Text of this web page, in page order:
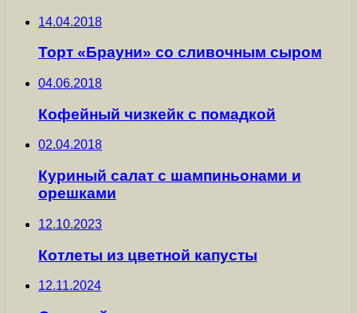
14.04.2018
Торт «Брауни» со сливочным сыром
04.06.2018
Кофейный чизкейк с помадкой
02.04.2018
Куриный салат с шампиньонами и
орешками
12.10.2023
Котлеты из цветной капусты
12.11.2024